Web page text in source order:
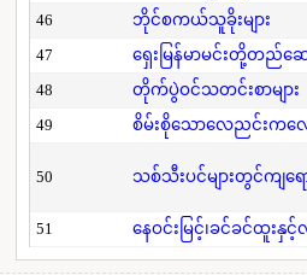
46
ဘိုင်စကယ်သူခိုးများ
47
ရှေးမြန်မာမင်းတို့တည်ဆ
48
တိုက်ပွဲဝင်သတင်းစာများ
49
စိမ်းစိုသောလေညင်းကလေ
50 သစ်သီးပင်များတွင်ကျရ
51 နေဝင်းမြင့်၊ခင်ခင်ထူးနှ